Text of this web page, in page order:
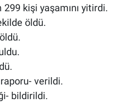
kişi yaşamını yitirdi.
öldü.
verildi.
bildirildi.